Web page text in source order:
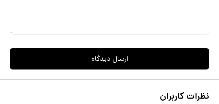
ارسال دیدگاه
نظرات کاربران